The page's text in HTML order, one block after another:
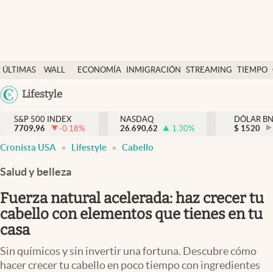
ÚLTIMAS
NOTICIAS
WALL
Y
DÓLAR
ECONOMÍA INMIGRACIÓN STREAMING TIEMPO
México
Lifestyle
Finanzas y economía
Wall Street y dólar
Inmigración
Espiritual
Streaming
PC y mobile
S&P 500 INDEX
7709,96
-0.18%
NASDAQ
26.690,62
1.30%
DÓLAR
$ 1520
Cronista USA Lifestyle Cabello
Salud y belleza
Fuerza natural acelerada: haz crecer tu
cabello con elementos que tienes en tu
casa
Sin químicos y sin invertir una fortuna. Descubre cómo
hacer crecer tu cabello en poco tiempo con ingredientes